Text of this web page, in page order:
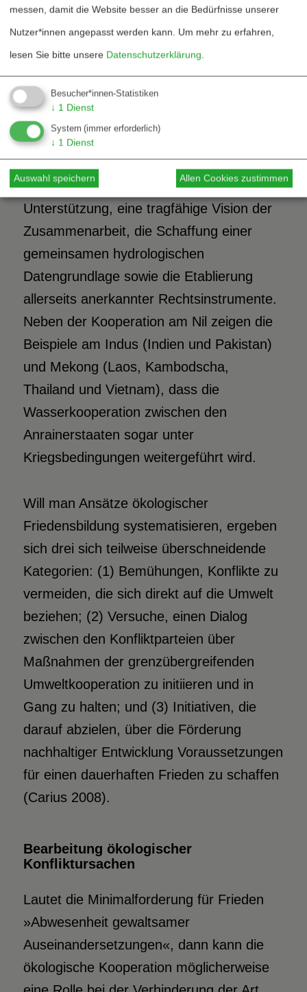
Kooperationsabkommen angestrebt
werden. Durch institutionelle
Arrangements wird die Zusammenarbeit
zwischen verschiedenen Anliegern
verstetigt und ein wesentlicher Beitrag zur
Vertrauensbildung geleistet. Als
Kernelemente einer stabilen
Zusammenarbeit erweisen sich eine
dauerhafte politische wie finanzielle
Unterstützung, eine tragfähige Vision der
Zusammenarbeit, die Schaffung einer
gemeinsamen hydrologischen
Datengrundlage sowie die Etablierung
allerseits anerkannter Rechtsinstrumente.
Neben der Kooperation am Nil zeigen die
Beispiele am Indus (Indien und Pakistan)
und Mekong (Laos, Kambodscha,
Thailand und Vietnam), dass die
Wasserkooperation zwischen den
Anrainerstaaten sogar unter
Kriegsbedingungen weitergeführt wird.
Will man Ansätze ökologischer
Friedensbildung systematisieren, ergeben
sich drei sich teilweise überschneidende
Kategorien: (1) Bemühungen, Konflikte zu
vermeiden, die sich direkt auf die Umwelt
beziehen; (2) Versuche, einen Dialog
zwischen den Konfliktparteien über
Maßnahmen der grenzübergreifenden
Umweltkooperation zu initiieren und in
Gang zu halten; und (3) Initiativen, die
darauf abzielen, über die Förderung
nachhaltiger Entwicklung Voraussetzungen
für einen dauerhaften Frieden zu schaffen
(Carius 2008).
Bearbeitung ökologischer
Konfliktursachen
Lautet die Minimalforderung für Frieden
»Abwesenheit gewaltsamer
Auseinandersetzungen«, dann kann die
ökologische Kooperation möglicherweise
messen, damit die Website besser an die Bedürfnisse unserer
Nutzer*innen angepasst werden kann. Um mehr zu erfahren,
lesen Sie bitte unsere Datenschutzerklärung.
Besucher*innen-Statistiken
↓ 1 Dienst
System (immer erforderlich)
↓ 1 Dienst
Auswahl speichern Allen Cookies zustimmen